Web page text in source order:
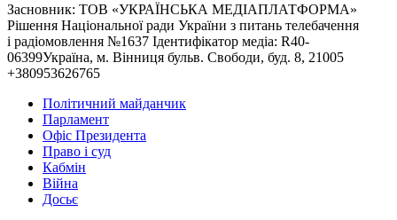
Засновник: ТОВ «УКРАЇНСЬКА МЕДІАПЛАТФОРМА»
Рішення Національної ради України з питань телебачення
і радіомовлення №1637 Ідентифікатор медіа: R40-
06399Україна, м. Вінниця бульв. Свободи, буд. 8, 21005
+380953626765
Політичний майданчик
Парламент
Офіс Президента
Право і суд
Кабмін
Війна
Досьє